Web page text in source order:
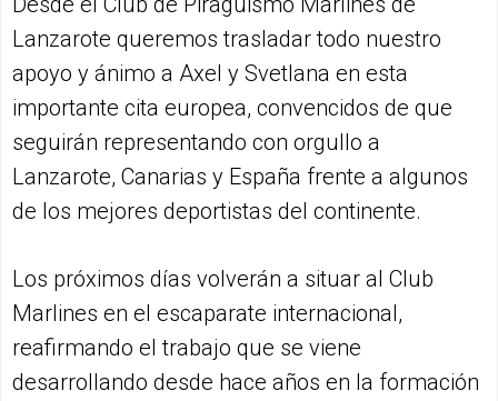
Lanzarote queremos trasladar todo nuestro
apoyo y ánimo a Axel y Svetlana en esta
importante cita europea, convencidos de que
seguirán representando con orgullo a
Lanzarote, Canarias y España frente a algunos
de los mejores deportistas del continente.
Los próximos días volverán a situar al Club
Marlines en el escaparate internacional,
reafirmando el trabajo que se viene
desarrollando desde hace años en la formación